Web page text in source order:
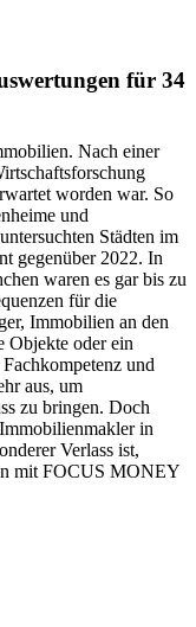
für 34
Nach einer
worden war. So
und
Städten im
gegenüber 2022. In
waren es gar bis zu
für die
Immobilien an den
Objekte oder ein
und
aus, um
zu bringen. Doch
in
Verlass ist,
mit FOCUS MONEY